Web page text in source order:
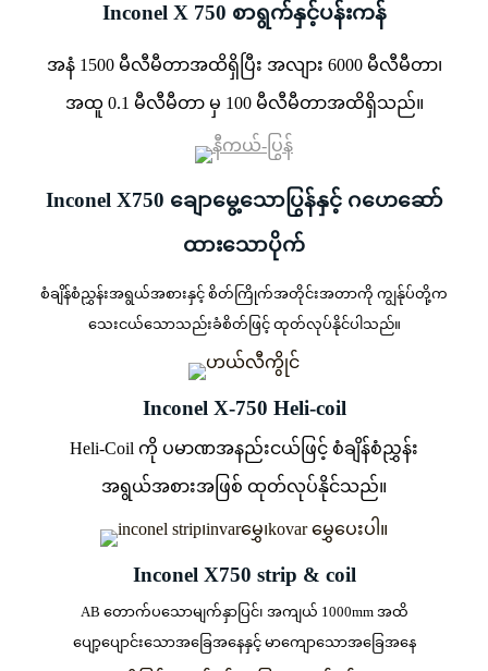
Inconel X 750 စာရွက်နှင့်ပန်းကန်
အနံ 1500 မီလီမီတာအထိရှိပြီး အလျား 6000 မီလီမီတာ၊
အထူ 0.1 မီလီမီတာ မှ 100 မီလီမီတာအထိရှိသည်။
Inconel X750 ချောမွေ့သောပြွန်နှင့် ဂဟေဆော်
ထားသောပိုက်
စံချိန်စံညွှန်းအရွယ်အစားနှင့် စိတ်ကြိုက်အတိုင်းအတာကို ကျွန်ုပ်တို့က
သေးငယ်သောသည်းခံစိတ်ဖြင့် ထုတ်လုပ်နိုင်ပါသည်။
Inconel X-750 Heli-coil
Heli-Coil ကို ပမာဏအနည်းငယ်ဖြင့် စံချိန်စံညွှန်း
အရွယ်အစားအဖြစ် ထုတ်လုပ်နိုင်သည်။
Inconel X750 strip & coil
AB တောက်ပသောမျက်နှာပြင်၊ အကျယ် 1000mm အထိ
ပျော့ပျောင်းသောအခြေအနေနှင့် မာကျောသောအခြေအနေ